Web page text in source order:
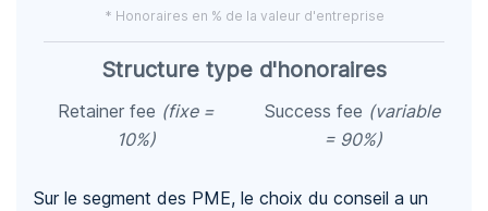
* Honoraires en % de la valeur d'entreprise
Structure type d'honoraires
Retainer fee (fixe =
10%)
Success fee (variable
= 90%)
Sur le segment des PME, le choix du conseil a un